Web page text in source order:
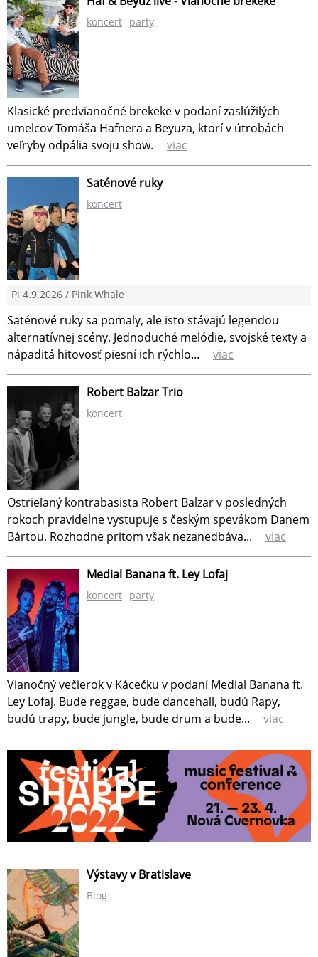
koncert party
Klasické predvianočné brekeke v podaní zaslúžilých
umelcov Tomáša Hafnera a Beyuza, ktorí v útrobách
veľryby odpália svoju show.
viac
Saténové ruky
koncert
Pi 4.9.2026 / Pink Whale
Saténové ruky sa pomaly, ale isto stávajú legendou
alternatívnej scény. Jednoduché melódie, svojské texty a
nápaditá hitovosť piesní ich rýchlo...
viac
Robert Balzar Trio
koncert
Ostrieľaný kontrabasista Robert Balzar v posledných
rokoch pravidelne vystupuje s českým spevákom Danem
Bártou. Rozhodne pritom však nezanedbáva...
viac
Medial Banana ft. Ley Lofaj
koncert party
Vianočný večierok v Kácečku v podaní Medial Banana ft.
Ley Lofaj. Bude reggae, bude dancehall, budú Rapy,
budú trapy, bude jungle, bude drum a bude...
viac
Výstavy v Bratislave
Blog